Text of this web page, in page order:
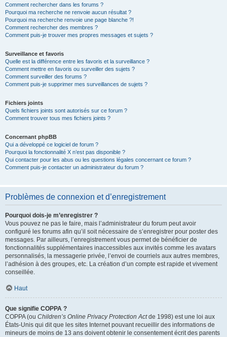
Comment rechercher dans les forums ?
Pourquoi ma recherche ne renvoie aucun résultat ?
Pourquoi ma recherche renvoie une page blanche ?!
Comment rechercher des membres ?
Comment puis-je trouver mes propres messages et sujets ?
Surveillance et favoris
Quelle est la différence entre les favoris et la surveillance ?
Comment mettre en favoris ou surveiller des sujets ?
Comment surveiller des forums ?
Comment puis-je supprimer mes surveillances de sujets ?
Fichiers joints
Quels fichiers joints sont autorisés sur ce forum ?
Comment trouver tous mes fichiers joints ?
Concernant phpBB
Qui a développé ce logiciel de forum ?
Pourquoi la fonctionnalité X n’est pas disponible ?
Qui contacter pour les abus ou les questions légales concernant ce forum ?
Comment puis-je contacter un administrateur du forum ?
Problèmes de connexion et d’enregistrement
Pourquoi dois-je m’enregistrer ?
Vous pouvez ne pas le faire, mais l’administrateur du forum peut avoir
configuré les forums afin qu’il soit nécessaire de s’enregistrer pour poster des
messages. Par ailleurs, l’enregistrement vous permet de bénéficier de
fonctionnalités supplémentaires inaccessibles aux invités comme les avatars
personnalisés, la messagerie privée, l’envoi de courriels aux autres membres,
l’adhésion à des groupes, etc. La création d’un compte est rapide et vivement
conseillée.
Haut
Que signifie COPPA ?
COPPA (ou Children’s Online Privacy Protection Actde 1998) est une loi aux
États-Unis qui dit que les sites Internet pouvant recueillir des informations de
mineurs de moins de 13 ans doivent obtenir le consentement écrit des parents